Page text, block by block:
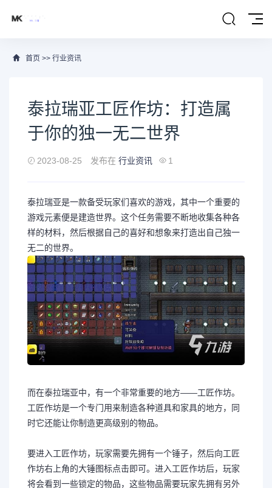
首页 >> 行业资讯
泰拉瑞亚工匠作坊：打造属
于你的独一无二世界
2023-08-25 发布在 行业资讯 1
泰拉瑞亚是一款备受玩家们喜欢的游戏，其中一个重要的
游戏元素便是建造世界。这个任务需要不断地收集各种各
样的材料，然后根据自己的喜好和想象来打造出自己独一
无二的世界。
而在泰拉瑞亚中，有一个非常重要的地方——工匠作坊。
工匠作坊是一个专门用来制造各种道具和家具的地方，同
时它还能让你制造更高级别的物品。
要进入工匠作坊，玩家需要先拥有一个锤子，然后向工匠
作坊右上角的大锤图标点击即可。进入工匠作坊后，玩家
将会看到一些锁定的物品，这些物品需要玩家先拥有另外